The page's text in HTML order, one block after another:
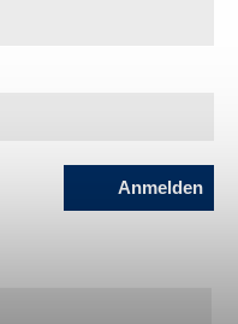
Anmelden